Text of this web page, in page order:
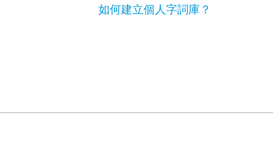
如何建立個人字詞庫？